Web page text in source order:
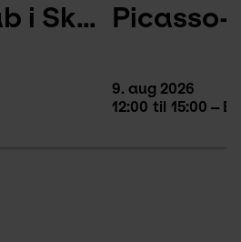
Picasso-Lab i Skulpturparken
9. aug 2026
12:00 til 15:00